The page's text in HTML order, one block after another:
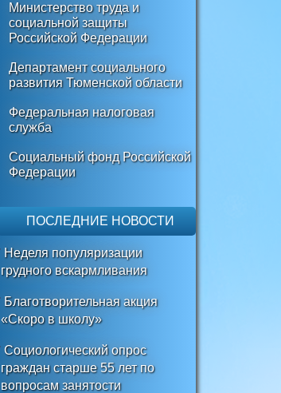
Министерство труда и
социальной защиты
Российской Федерации
Департамент социального
развития Тюменской области
Федеральная налоговая
служба
Социальный фонд Российской
Федерации
ПОСЛЕДНИЕ НОВОСТИ
Неделя популяризации
грудного вскармливания
Благотворительная акция
«Скоро в школу»
Социологический опрос
граждан старше 55 лет по
вопросам занятости